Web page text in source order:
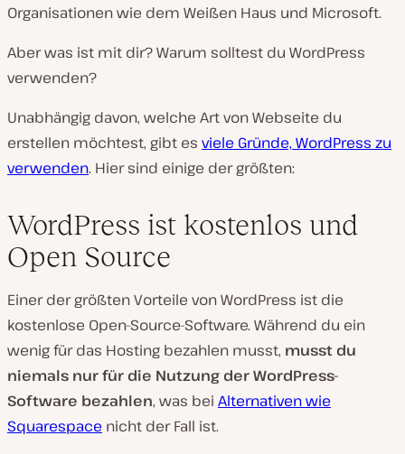
Organisationen wie dem Weißen Haus und Microsoft.
Aber was ist mit dir? Warum solltest du WordPress
verwenden?
Unabhängig davon, welche Art von Webseite du
erstellen möchtest, gibt es viele Gründe, WordPress zu
verwenden. Hier sind einige der größten:
WordPress ist kostenlos und
Open Source
Einer der größten Vorteile von WordPress ist die
kostenlose Open-Source-Software. Während du ein
wenig für das Hosting bezahlen musst, musst du
niemals nur für die Nutzung der WordPress-
Software bezahlen, was bei Alternativen wie
Squarespace nicht der Fall ist.